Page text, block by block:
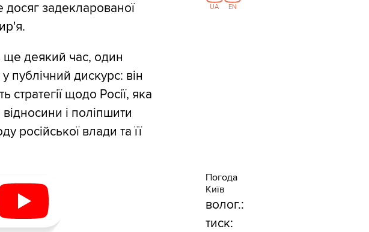
досяг задекларованої
ще деякий час, один
публічний дискурс: він
щодо Росії, яка
і поліпшити
російської влади та її
UA EN
Погода
Київ
волог.:
тиск: